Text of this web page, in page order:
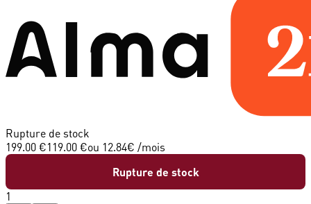
Rupture de stock
199.00 €119.00 €ou 12.84€ /mois
Rupture de stock
1